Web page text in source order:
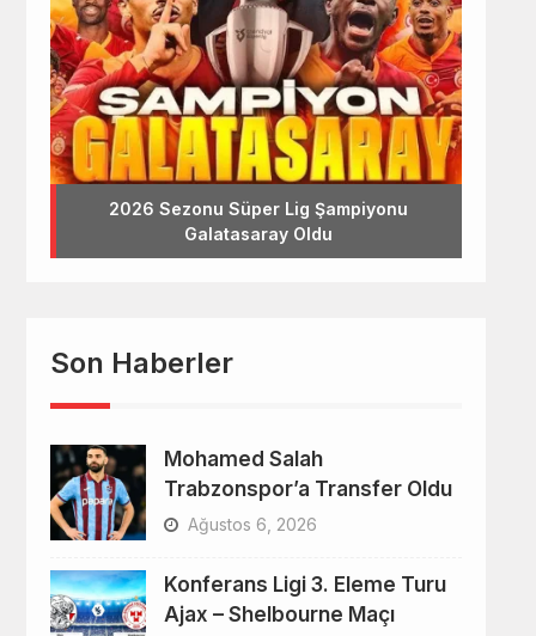
2026 Sezonu Süper Lig Şampiyonu
Galatasaray Oldu
Son Haberler
Mohamed Salah
Trabzonspor’a Transfer Oldu
Ağustos 6, 2026
Konferans Ligi 3. Eleme Turu
Ajax – Shelbourne Maçı